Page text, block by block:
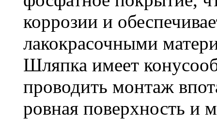
коррозии и
лакокрасочными
Шляпка имеет
проводить монтаж
ровная поверхность и